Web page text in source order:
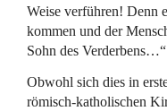
Weise verführen! Denn
kommen und der
Sohn des Verderbens…“
Obwohl sich dies in
römisch-katholischen